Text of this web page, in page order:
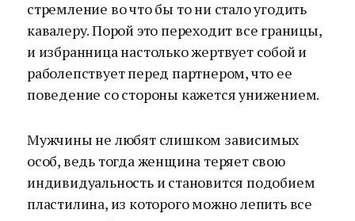
стремление во что бы то ни стало угодить
кавалеру. Порой это переходит все границы,
и избранница настолько жертвует собой и
раболепствует перед партнером, что ее
поведение со стороны кажется унижением.
Мужчины не любят слишком зависимых
особ, ведь тогда женщина теряет свою
индивидуальность и становится подобием
пластилина, из которого можно лепить все